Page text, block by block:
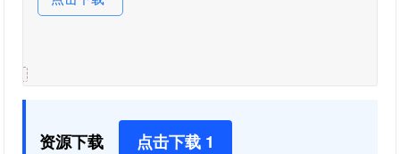
资源下载 点击下载 1